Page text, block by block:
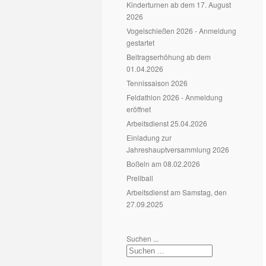
Kinderturnen ab dem 17. August
2026
Vogelschießen 2026 - Anmeldung
gestartet
Beitragserhöhung ab dem
01.04.2026
Tennissaison 2026
Feldathlon 2026 - Anmeldung
eröffnet
Arbeitsdienst 25.04.2026
Einladung zur
Jahreshauptversammlung 2026
Boßeln am 08.02.2026
Prellball
Arbeitsdienst am Samstag, den
27.09.2025
Suchen ...